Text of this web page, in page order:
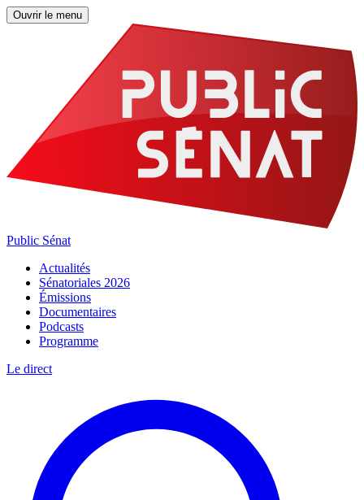
Ouvrir le menu
Public Sénat
Actualités
Sénatoriales 2026
Émissions
Documentaires
Podcasts
Programme
Le direct